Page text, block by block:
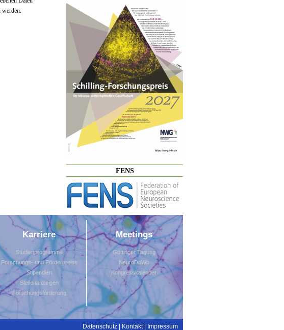
FENS
werden.
ob Sie ein
Karriere
Studienprogramme
Forschungs- und Förderpreise
Stipendien
Stellenanzeigen
Forschungsförderung
Meetings
Göttinger Tagung
NeuroDoWo
Kongresskalender
Datenschutz | Kontakt | Impressum